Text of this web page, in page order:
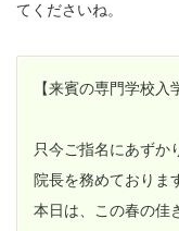
てくださいね。
【来賓の専門学校入
只今ご指名にあずか
院長を務めておりま
本日は、この春の佳